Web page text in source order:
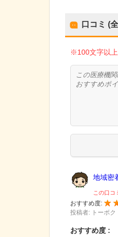
口コミ (全
※100文字以
地域密
この口コ
おすすめ度:
投稿者: トーボク
おすすめ度 :